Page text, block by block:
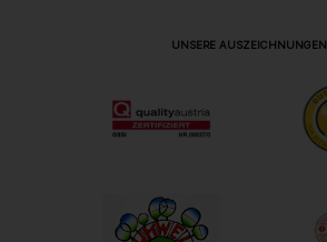
UNSERE AUSZEICHNUNGEN